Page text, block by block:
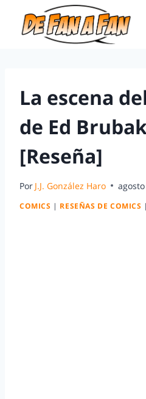
La escena
de Ed
[Reseña]
Por J.J. González Haro
COMICS | RESEÑAS DE COMICS |